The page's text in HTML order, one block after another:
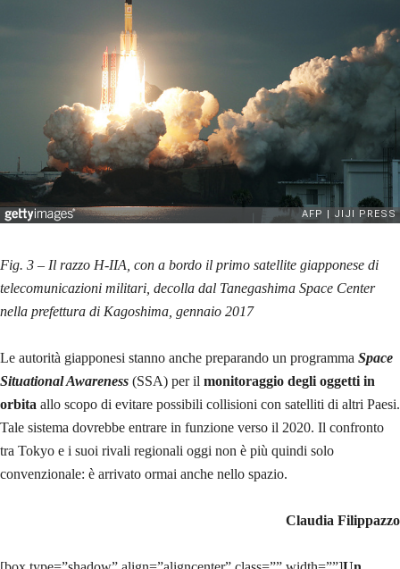
Fig. 3 – Il razzo H-IIA, con a bordo il primo satellite giapponese di
telecomunicazioni militari, decolla dal Tanegashima Space Center
nella prefettura di Kagoshima, gennaio 2017
Le autorità giapponesi stanno anche preparando un programma Space
Situational Awareness (SSA) per il monitoraggio degli oggetti in
orbita allo scopo di evitare possibili collisioni con satelliti di altri Paesi.
Tale sistema dovrebbe entrare in funzione verso il 2020. Il confronto
tra Tokyo e i suoi rivali regionali oggi non è più quindi solo
convenzionale: è arrivato ormai anche nello spazio.
Claudia Filippazzo